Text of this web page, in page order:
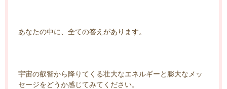
あなたの中に、全ての答えがあります。
宇宙の叡智から降りてくる壮大なエネルギーと膨大なメッ
セージをどうか感じてみてください。